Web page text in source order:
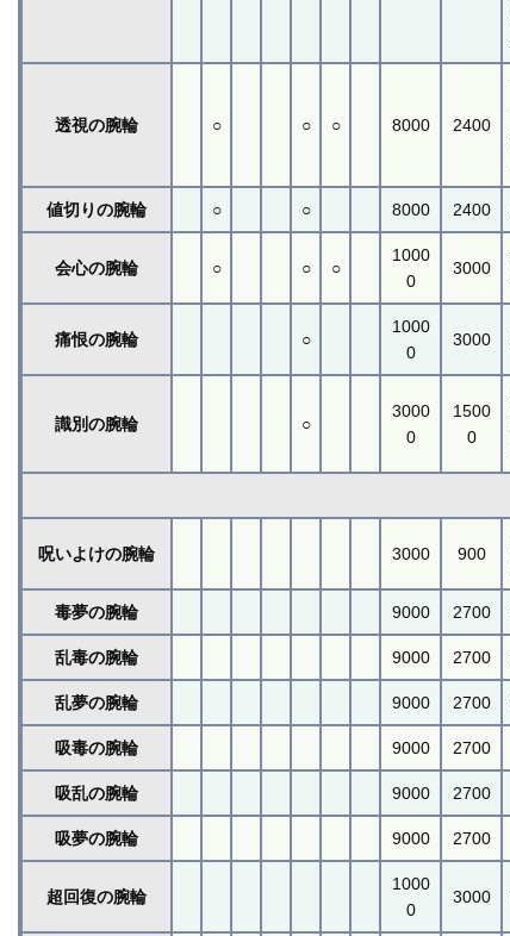
透視の腕輪 ○ ○ ○ 8000 2400
値切りの腕輪 ○ ○ 8000 2400
会心の腕輪 ○ ○ ○
1000
0
3000
痛恨の腕輪 ○
1000
0
3000
識別の腕輪 ○
3000
0
1500
0
呪いよけの腕輪 3000 900
毒夢の腕輪 9000 2700
乱毒の腕輪 9000 2700
乱夢の腕輪 9000 2700
吸毒の腕輪 9000 2700
吸乱の腕輪 9000 2700
吸夢の腕輪 9000 2700
超回復の腕輪
1000
0
3000